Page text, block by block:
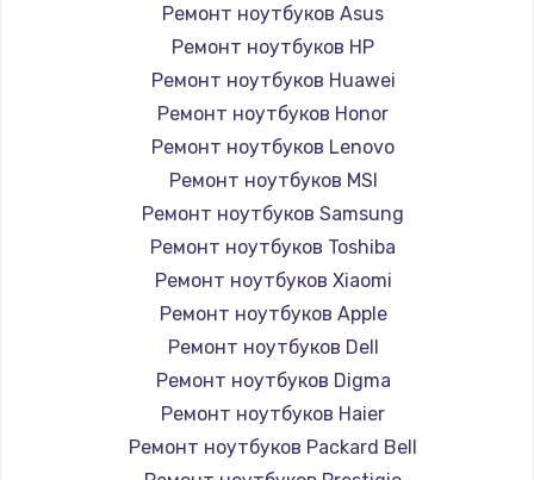
Ремонт ноутбуков Asus
Ремонт ноутбуков HP
Ремонт ноутбуков Huawei
Ремонт ноутбуков Honor
Ремонт ноутбуков Lenovo
Ремонт ноутбуков MSI
Ремонт ноутбуков Samsung
Ремонт ноутбуков Toshiba
Ремонт ноутбуков Xiaomi
Ремонт ноутбуков Apple
Ремонт ноутбуков Dell
Ремонт ноутбуков Digma
Ремонт ноутбуков Haier
Ремонт ноутбуков Packard Bell